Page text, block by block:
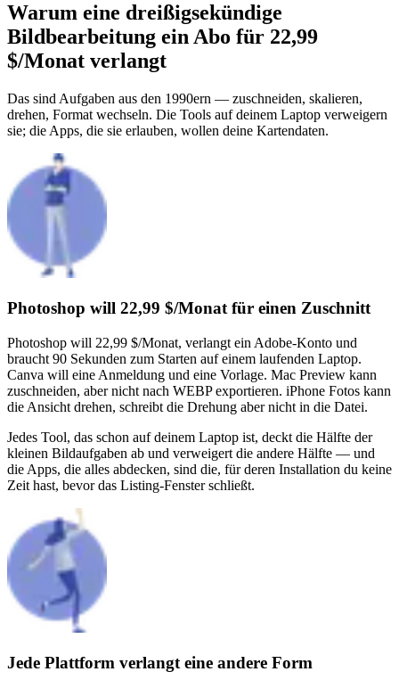
Warum eine dreißigsekündige
Bildbearbeitung ein Abo für 22,99
$/Monat verlangt
Das sind Aufgaben aus den 1990ern — zuschneiden, skalieren,
drehen, Format wechseln. Die Tools auf deinem Laptop verweigern
sie; die Apps, die sie erlauben, wollen deine Kartendaten.
Photoshop will 22,99 $/Monat für einen Zuschnitt
Photoshop will 22,99 $/Monat, verlangt ein Adobe-Konto und
braucht 90 Sekunden zum Starten auf einem laufenden Laptop.
Canva will eine Anmeldung und eine Vorlage. Mac Preview kann
zuschneiden, aber nicht nach WEBP exportieren. iPhone Fotos kann
die Ansicht drehen, schreibt die Drehung aber nicht in die Datei.
Jedes Tool, das schon auf deinem Laptop ist, deckt die Hälfte der
kleinen Bildaufgaben ab und verweigert die andere Hälfte — und
die Apps, die alles abdecken, sind die, für deren Installation du keine
Zeit hast, bevor das Listing-Fenster schließt.
Jede Plattform verlangt eine andere Form